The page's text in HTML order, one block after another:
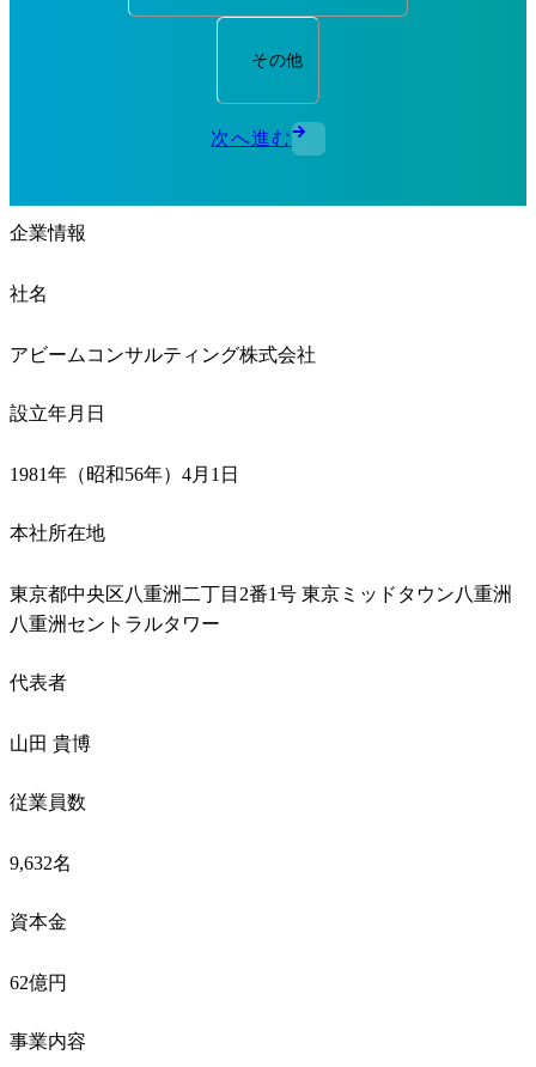
その他
次へ進む
企業情報
社名
アビームコンサルティング株式会社
設立年月日
1981年（昭和56年）4月1日
本社所在地
東京都中央区八重洲二丁目2番1号 東京ミッドタウン八重洲
八重洲セントラルタワー
代表者
山田 貴博
従業員数
9,632名
資本金
62億円
事業内容